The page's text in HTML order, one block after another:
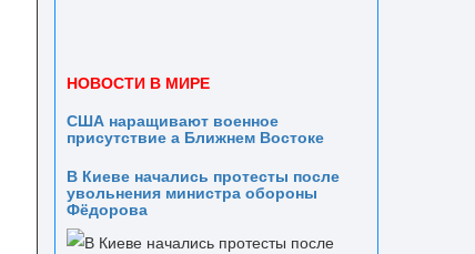
НОВОСТИ В МИРЕ
США наращивают военное
присутствие а Ближнем Востоке
В Киеве начались протесты после
увольнения министра обороны
Фёдорова